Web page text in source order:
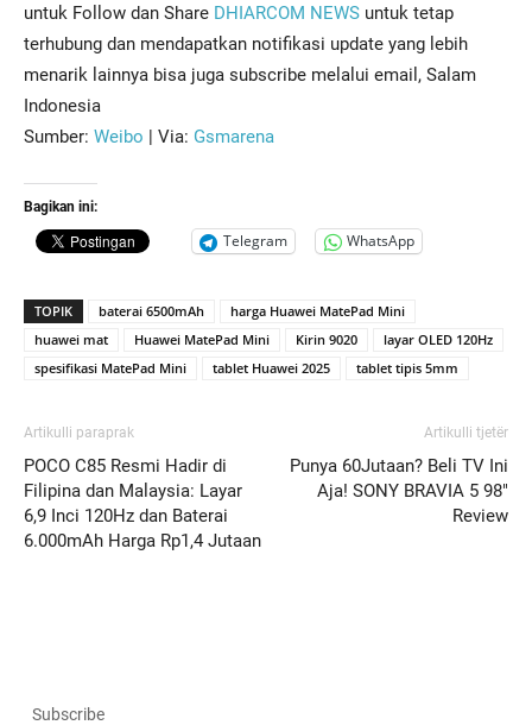
untuk Follow dan Share DHIARCOM NEWS untuk tetap
terhubung dan mendapatkan notifikasi update yang lebih
menarik lainnya bisa juga subscribe melalui email, Salam
Indonesia
Sumber: Weibo | Via: Gsmarena
Bagikan ini:
Telegram WhatsApp
TOPIK baterai 6500mAh
harga Huawei MatePad Mini
huawei mat
Huawei MatePad Mini Kirin 9020
layar OLED 120Hz
spesifikasi MatePad Mini
tablet Huawei 2025 tablet tipis 5mm
Artikulli paraprak
POCO C85 Resmi Hadir di
Filipina dan Malaysia: Layar
6,9 Inci 120Hz dan Baterai
6.000mAh Harga Rp1,4 Jutaan
Artikulli tjetër
Punya 60Jutaan? Beli TV Ini
Aja! SONY BRAVIA 5 98″
Review
Subscribe